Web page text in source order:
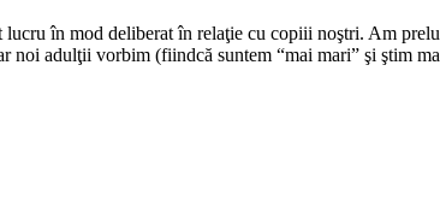
în mod deliberat în relaţie cu copiii noştri. Am
adulţii vorbim (fiindcă suntem “mai mari” şi ştim